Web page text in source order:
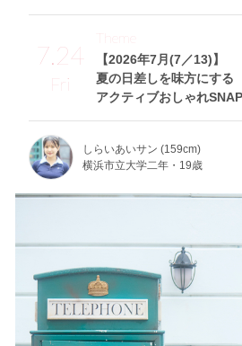
7.24
Fri
【2026年7月(7／13)】
夏の日差しを味方にする
アクティブおしゃれ
Theme
しらいあいサン (159cm)
横浜市立大学二年・19歳